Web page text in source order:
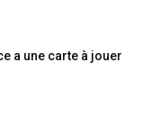
a une carte à jouer